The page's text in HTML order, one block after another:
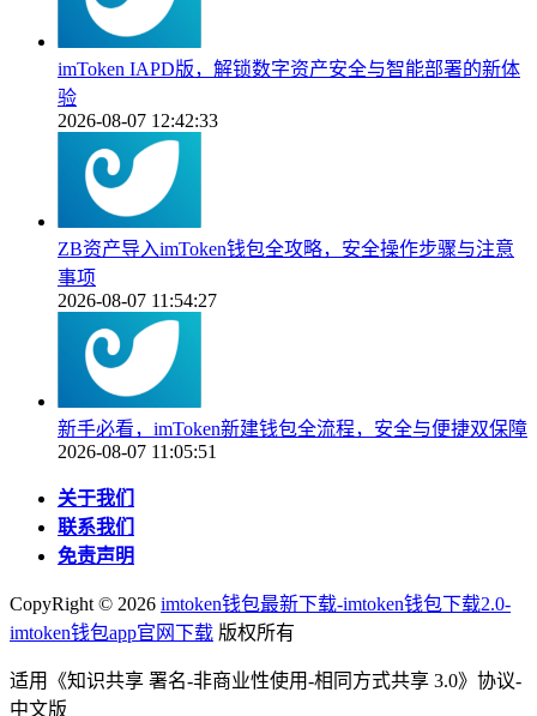
imToken IAPD版，解锁数字资产安全与智能部署的新体
验
2026-08-07 12:42:33
ZB资产导入imToken钱包全攻略，安全操作步骤与注意
事项
2026-08-07 11:54:27
新手必看，imToken新建钱包全流程，安全与便捷双保障
2026-08-07 11:05:51
关于我们
联系我们
免责声明
CopyRight © 2026 imtoken钱包最新下载-imtoken钱包下载2.0-
imtoken钱包app官网下载 版权所有
适用《知识共享 署名-非商业性使用-相同方式共享 3.0》协议-
中文版